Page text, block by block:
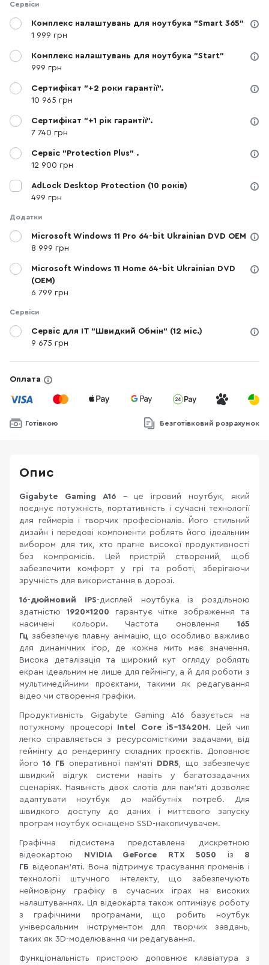
Сервіси
Комплекс налаштувань для ноутбука "Smart 365"
1 999 грн
Комплекс налаштувань для ноутбука "Start"
999 грн
Сертифікат "+2 роки гарантії".
10 965 грн
Сертифікат "+1 рік гарантії".
7 740 грн
Сервіс "Protection Plus" .
12 900 грн
AdLock Desktop Protection (10 років)
499 грн
Додатки
Microsoft Windows 11 Pro 64-bit Ukrainian DVD OEM
8 999 грн
Microsoft Windows 11 Home 64-bit Ukrainian DVD
(OEM)
6 799 грн
Сервіси
Сервіс для IT "Швидкий Обмін" (12 міс.)
9 675 грн
Оплата
Готівкою Безготівковий розрахунок
Опис
Gigabyte Gaming A16– це ігровий ноутбук, який
поєднує потужність, портативність і сучасні технології
для геймерів і творчих професіоналів. Його стильний
дизайн і передові компоненти роблять його ідеальним
вибором для тих, хто прагне високої продуктивності
без компромісів. Цей пристрій створений, щоб
забезпечити комфорт у грі та роботі, зберігаючи
зручність для використання в дорозі.
16-дюймовий IPS-дисплей ноутбука із роздільною
здатністю 1920×1200 гарантує чітке зображення та
насичені кольори. Частота оновлення 165
Гц забезпечує плавну анімацію, що особливо важливо
для динамічних ігор, де кожна мить має значення.
Висока деталізація та широкий кут огляду роблять
екран ідеальним не лише для геймінгу, а й для роботи з
мультимедійними проєктами, такими як редагування
відео чи створення графіки.
Продуктивність Gigabyte Gaming A16 базується на
потужному процесорі Intel Core i5-13420H. Цей чип
легко справляється з ресурсомісткими задачами, від
геймінгу до рендерингу складних проєктів. Доповнює
його16 ГБ оперативної пам’яті DDR5, що забезпечує
швидкий відгук системи навіть у багатозадачних
сценаріях. Наявність двох слотів для пам’яті дозволяє
адаптувати ноутбук до майбутніх потреб. Для
швидкого доступу до даних і миттєвого запуску
програм ноутбук оснащено SSD-накопичувачем.
Графічна підсистема представлена дискретною
відеокартою
NVIDIA GeForce RTX 5050 із 8
ГБ відеопам’яті. Вона підтримує трасування променів і
технології штучного інтелекту, що забезпечують
неймовірну графіку в сучасних іграх на високих
налаштуваннях. Ця відеокарта також оптимізує роботу
з графічними програмами, що робить ноутбук
універсальним інструментом для творчих завдань,
таких як 3D-моделювання чи редагування.
Функціональність пристрою доповнює клавіатура з